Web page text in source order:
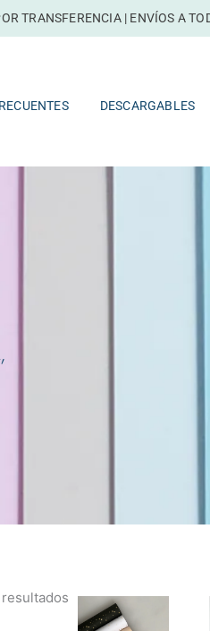
TRANSFERENCIA | ENVÍOS A
DESCARGABLES